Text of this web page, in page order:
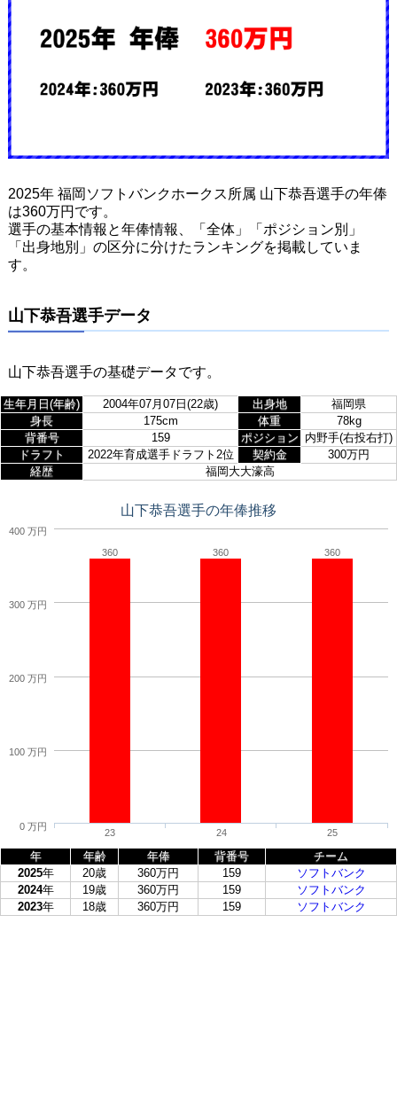
2025年 福岡ソフトバンクホークス所属 山下恭吾選手の年俸
は360万円です。
選手の基本情報と年俸情報、「全体」「ポジション別」
「出身地別」の区分に分けたランキングを掲載していま
す。
山下恭吾選手データ
山下恭吾選手の基礎データです。
生年月日(年齢) 2004年07月07日(22歳) 出身地
福岡県
身長
175cm 体重
78kg
背番号
159 ポジション 内野手(右投右打)
ドラフト
2022年育成選手ドラフト2位 契約金
300万円
経歴
福岡大大濠高
山下恭吾選手の年俸推移
360 360 360
23 24 25
0 万円
100 万円
200 万円
300 万円
400 万円
年 年齢 年俸 背番号
チーム
2025年 20歳 360万円 159
ソフトバンク
2024年 19歳 360万円 159
ソフトバンク
2023年 18歳 360万円 159 ソフトバンク